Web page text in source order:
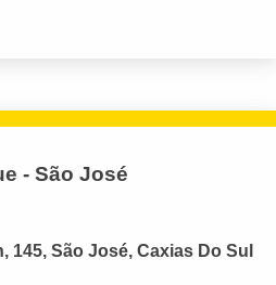
- São José
145, São José, Caxias Do Sul